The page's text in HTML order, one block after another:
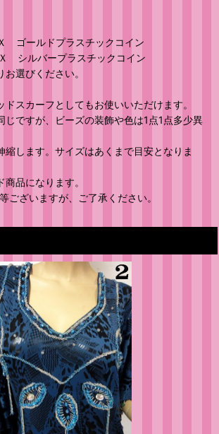
ゴールドプラスチックコイン
シルバープラスチックコイン
選びください。
スカーフとしてもお使いいただけます。
じですが、ビーズの装飾や色は1点1点多少異
縮します。サイズはあくまで目安となりま
品になります。
ございますが、ご了承ください。